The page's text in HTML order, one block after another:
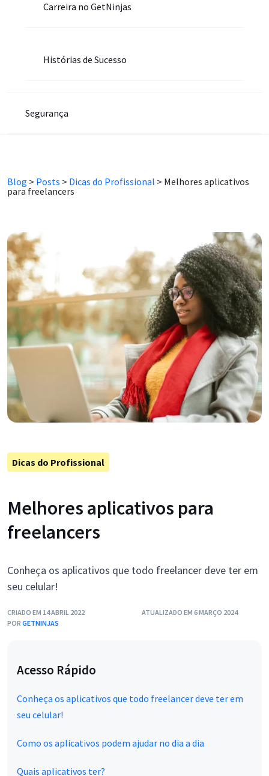
Carreira no GetNinjas
Histórias de Sucesso
Segurança
Blog > Posts > Dicas do Profissional > Melhores aplicativos
para freelancers
Dicas do Profissional
Melhores aplicativos para
freelancers
Conheça os aplicativos que todo freelancer deve ter em
seu celular!
CRIADO EM 14 ABRIL 2022
ATUALIZADO EM 6 MARÇO 2024
POR GETNINJAS
Acesso Rápido
Conheça os aplicativos que todo freelancer deve ter em
seu celular!
Como os aplicativos podem ajudar no dia a dia
Quais aplicativos ter?